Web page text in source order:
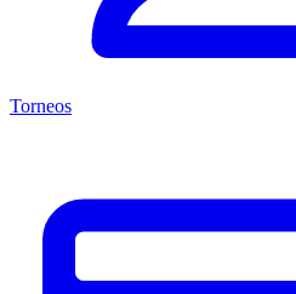
Torneos